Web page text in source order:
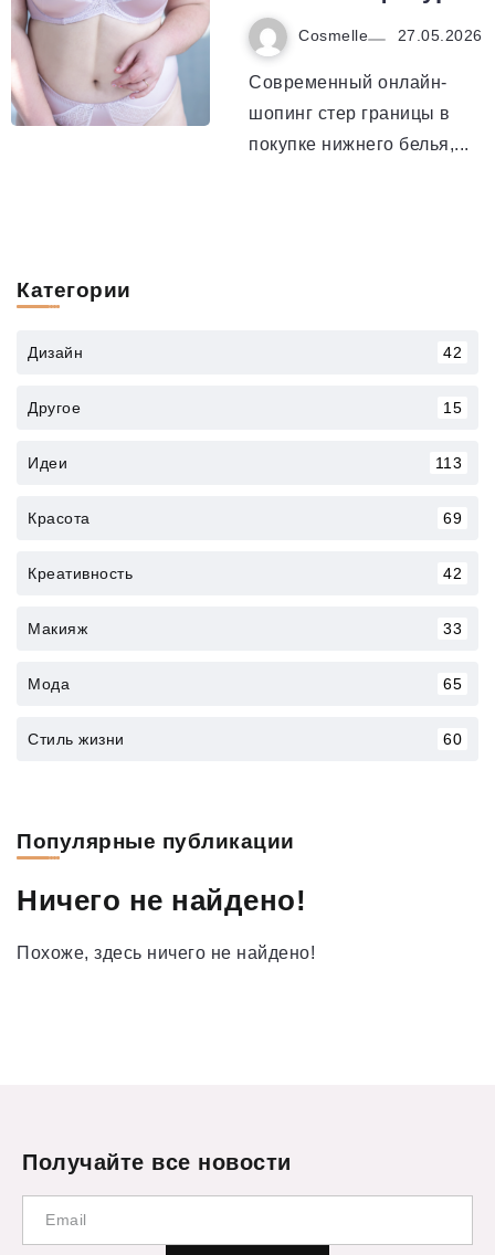
Cosmelle 27.05.2026
Современный онлайн-
шопинг стер границы в
покупке нижнего белья,...
Категории
Дизайн 42
Другое 15
Идеи 113
Красота 69
Креативность 42
Макияж 33
Мода 65
Стиль жизни 60
Популярные публикации
Ничего не найдено!
Похоже, здесь ничего не найдено!
Получайте все новости